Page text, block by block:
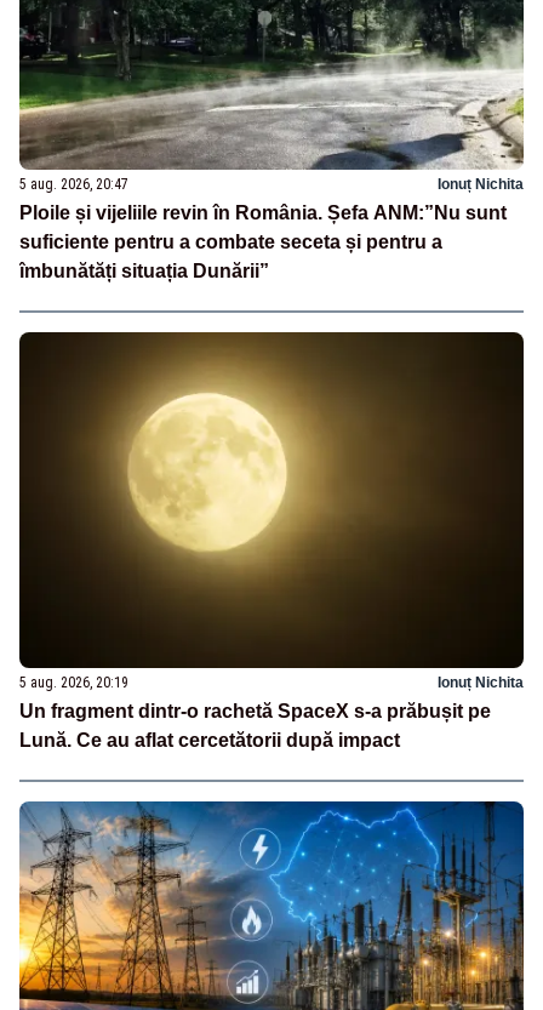
5 aug. 2026, 20:47 Ionuț Nichita
Ploile și vijeliile revin în România. Șefa ANM:”Nu sunt
suficiente pentru a combate seceta și pentru a
îmbunătăți situația Dunării”
5 aug. 2026, 20:19 Ionuț Nichita
Un fragment dintr-o rachetă SpaceX s-a prăbușit pe
Lună. Ce au aflat cercetătorii după impact